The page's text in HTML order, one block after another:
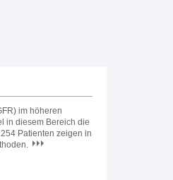
im höheren
in diesem Bereich die
Patienten zeigen in